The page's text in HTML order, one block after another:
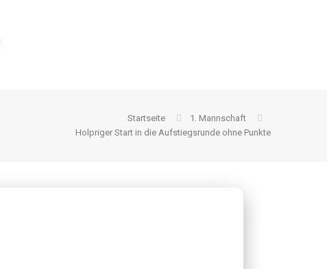
Startseite
1. Mannschaft
Holpriger Start in die Aufstiegsrunde ohne Punkte